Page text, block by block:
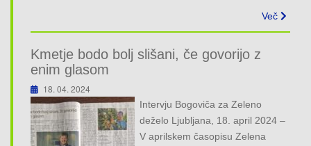
Več
Kmetje bodo bolj slišani, če govorijo z
enim glasom
18. 04. 2024
Intervju Bogoviča za Zeleno
deželo Ljubljana, 18. april 2024 –
V aprilskem časopisu Zelena